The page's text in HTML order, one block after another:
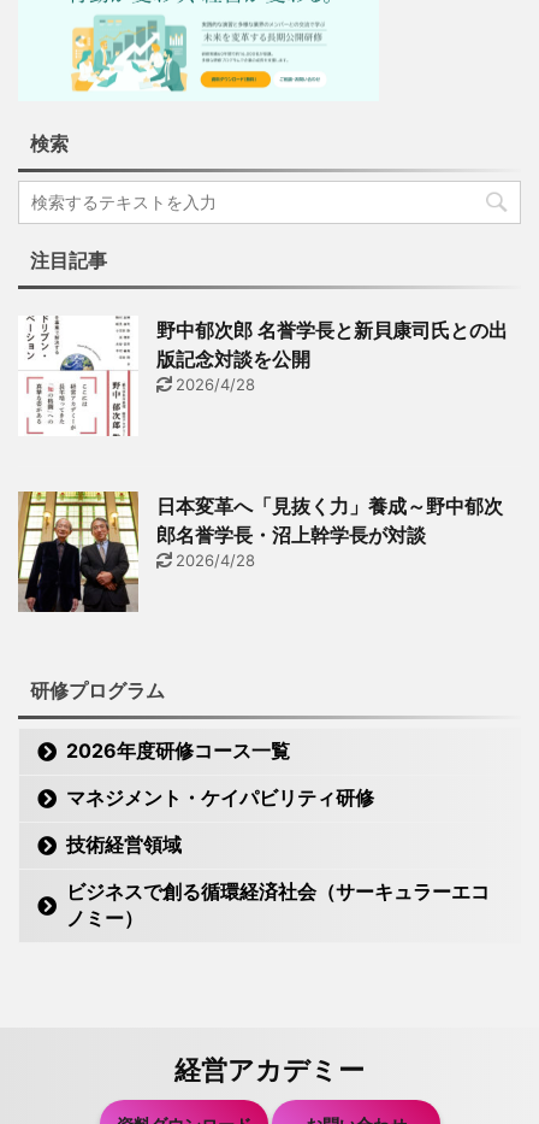
検索
注目記事
野中郁次郎 名誉学長と新貝康司氏との出
版記念対談を公開
2026/4/28
日本変革へ「見抜く力」養成～野中郁次
郎名誉学長・沼上幹学長が対談
2026/4/28
研修プログラム
2026年度研修コース一覧
マネジメント・ケイパビリティ研修
技術経営領域
ビジネスで創る循環経済社会（サーキュラーエコ
ノミー）
経営アカデミー